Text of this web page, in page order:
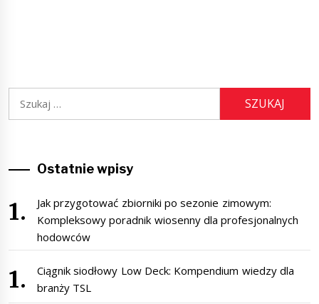
Ostatnie wpisy
Jak przygotować zbiorniki po sezonie zimowym:
Kompleksowy poradnik wiosenny dla profesjonalnych
hodowców
Ciągnik siodłowy Low Deck: Kompendium wiedzy dla
branży TSL